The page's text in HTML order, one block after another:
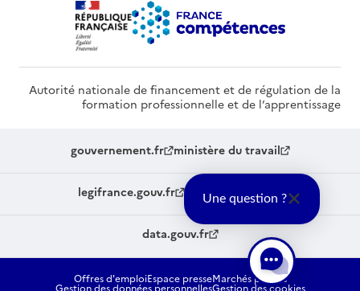
Autorité nationale de financement et de régulation de la
formation professionnelle et de l’apprentissage
gouvernement.fr ministère du travail
legifrance.gouv.fr service-public.fr
data.gouv.fr
Offres d'emploiEspace presseMarchés publics
Une question ?